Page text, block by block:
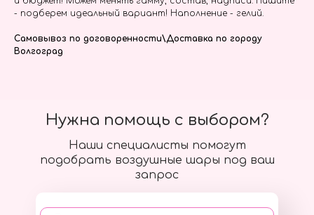
- подберем идеальный вариант! Наполнение - гелий.
Самовывоз по договоренности\Доставка по городу
Волгоград
Наши специалисты помогут
подобрать воздушные шары под ваш
запрос
Нужна помощь с выбором?